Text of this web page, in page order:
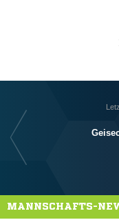
MANNSCHAFTS-